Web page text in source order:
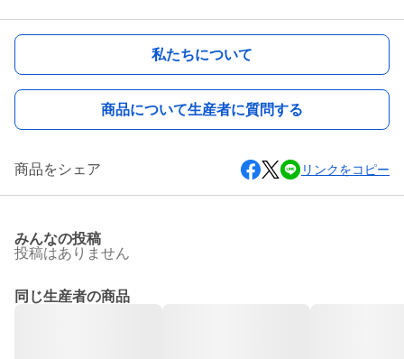
私たちについて
商品について生産者に質問する
商品をシェア リンクをコピー
みんなの投稿
投稿はありません
同じ生産者の商品